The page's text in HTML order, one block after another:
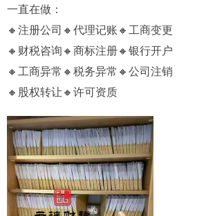
一直在做：
🔸注册公司🔸代理记账🔸工商变更
🔸财税咨询🔸商标注册🔸银行开户
🔸工商异常🔸税务异常🔸公司注销
🔸股权转让🔸许可资质